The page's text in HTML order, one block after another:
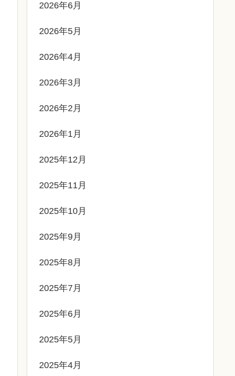
2026年6月
2026年5月
2026年4月
2026年3月
2026年2月
2026年1月
2025年12月
2025年11月
2025年10月
2025年9月
2025年8月
2025年7月
2025年6月
2025年5月
2025年4月